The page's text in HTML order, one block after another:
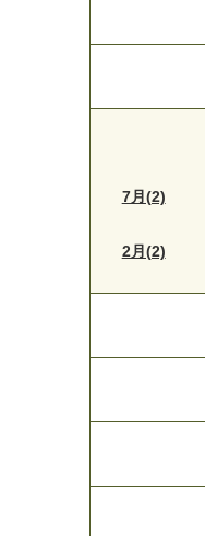
7月(2)
2月(2)